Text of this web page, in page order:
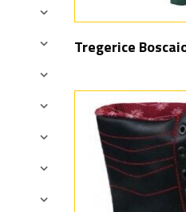
Tregerice